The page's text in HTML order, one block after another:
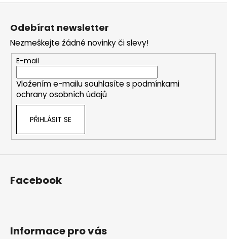
a
c
í
p
r
ý
p
Z
Odebírat newsletter
Nezmeškejte žádné novinky či slevy!
E-mail
Vložením e-mailu souhlasíte s podmínkami
ochrany osobních údajů
PŘIHLÁSIT SE
Facebook
Informace pro vás